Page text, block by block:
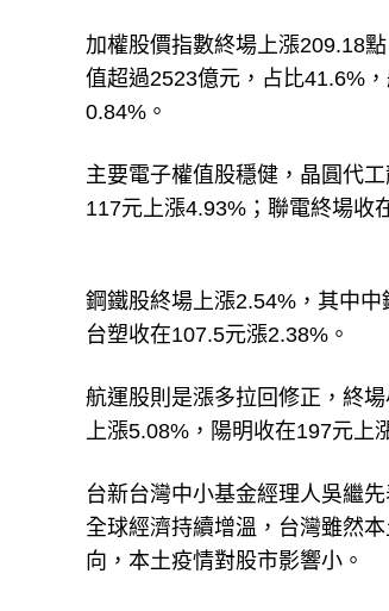
加權股價指數終場上漲209.18
值超過2523億元，占比41.6%
0.84%。
主要電子權值股穩健，晶圓代
117元上漲4.93%；聯電終場收
鋼鐵股終場上漲2.54%，其中
台塑收在107.5元漲2.38%。
航運股則是漲多拉回修正，終
上漲5.08%，陽明收在197元上
台新台灣中小基金經理人吳繼
全球經濟持續增溫，台灣雖然
向，本土疫情對股市影響小。